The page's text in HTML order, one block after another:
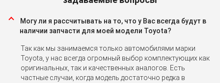
Могу ли я рассчитывать на то, что у Вас всегда будут в
наличии запчасти для моей модели Toyota?
Так как мы занимаемся только автомобилями марки
Toyota, у нас всегда огромный выбор комплектующих как
оригинальных, так и качественных аналогов. Есть
частные случаи, когда модель достаточно редка в